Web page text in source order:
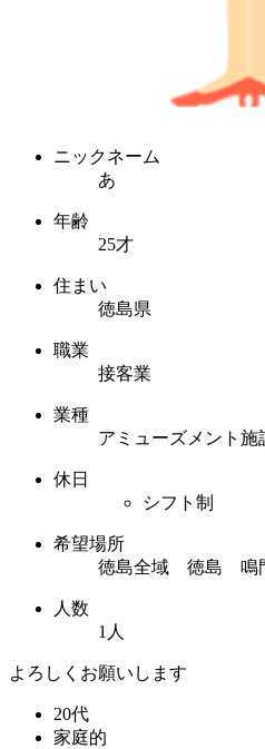
ニックネーム
あ
年齢
25才
住まい
徳島県
職業
接客業
業種
アミューズメント施
休日
シフト制
希望場所
徳島全域 徳島 鳴
人数
1人
よろしくお願いします
20代
家庭的